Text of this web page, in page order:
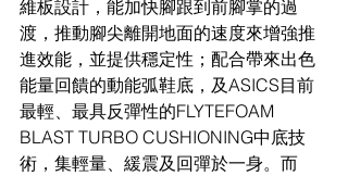
維板設計，能加快腳跟到前腳掌的過
渡，推動腳尖離開地面的速度來增強推
進效能，並提供穩定性；配合帶來出色
能量回饋的動能弧鞋底，及ASICS目前
最輕、最具反彈性的FLYTEFOAM
BLAST TURBO CUSHIONING中底技
術，集輕量、緩震及回彈於一身。而